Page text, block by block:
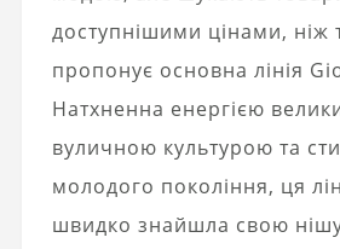
доступнішими цінами, ніж
пропонує основна лінія
Натхненна енергією
вуличною культурою та
молодого покоління, ця
швидко знайшла свою